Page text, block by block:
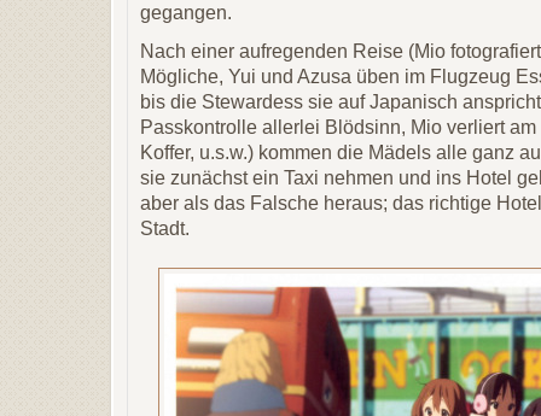
gegangen.
Nach einer aufregenden Reise (Mio
Mögliche, Yui und Azusa üben im Flugzeug
bis die Stewardess sie auf Japanisch
Passkontrolle allerlei Blödsinn, Mio verliert
Koffer, u.s.w.) kommen die Mädels alle ganz
sie zunächst ein Taxi nehmen und ins Hotel
aber als das Falsche heraus; das richtige
Stadt.